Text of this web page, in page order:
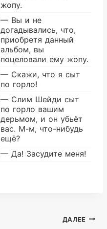
жопу.
— Вы и не
догадывались, что,
приобретя данный
альбом, вы
поцеловали ему жопу.
— Скажи, что я сыт
по горло!
— Слим Шейди сыт
по горло вашим
дерьмом, и он убьёт
вас. М-м, что-нибудь
ещё?
— Да! Засудите меня!
ДАЛЕЕ